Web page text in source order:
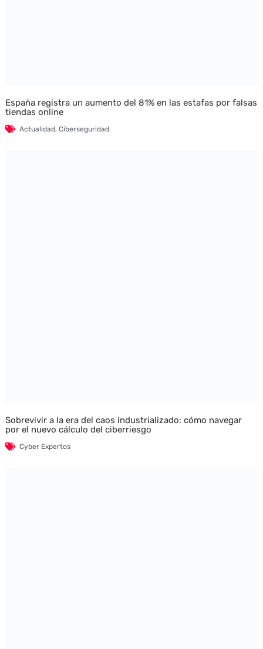
España registra un aumento del 81% en las estafas por falsas
tiendas online
Actualidad, Ciberseguridad
Sobrevivir a la era del caos industrializado: cómo navegar
por el nuevo cálculo del ciberriesgo
Cyber Expertos